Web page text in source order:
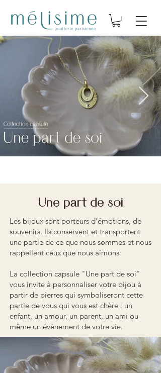
Une part de soi
Les bijoux sont porteurs d'émotions, de
souvenirs. Ils conservent et transportent
une partie de ce que nous sommes et nous
rappellent ceux que nous aimons.
La collection capsule "Une part de soi"
vous invite à personnaliser votre bijou à
partir de pierres qui symboliseront cette
partie de vous qui vous est chère : un
enfant, un amour, un parent, un ami ou
même un évènement de votre vie.